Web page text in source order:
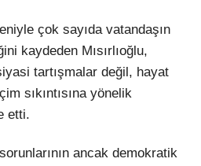
çok sayıda vatandaşın
kaydeden Mısırlıoğlu,
tartışmalar değil, hayat
sıkıntısına yönelik
etti.
ancak demokratik